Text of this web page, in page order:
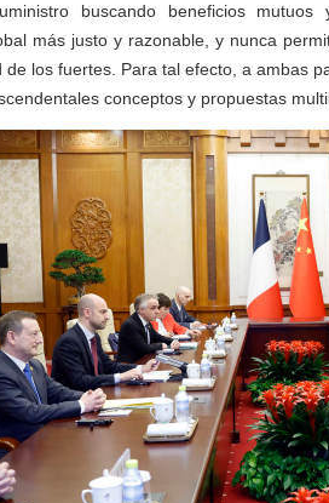
buscando beneficios
más justo y razonable, y nunca
de los fuertes. Para tal efecto, a ambas
conceptos y propuestas